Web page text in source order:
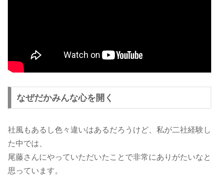
なぜだかみんな心を開く
社風もあるし色々違いはあるだろうけど、私が二社経験し
た中では、
尾藤さんにやっていただいたことで非常にありがたいなと
思っています。